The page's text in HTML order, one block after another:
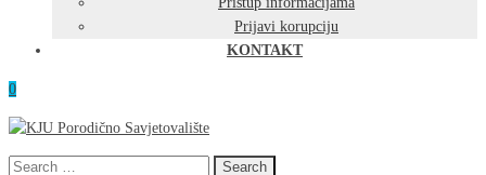
Prijavi korupciju
KONTAKT
0
Search